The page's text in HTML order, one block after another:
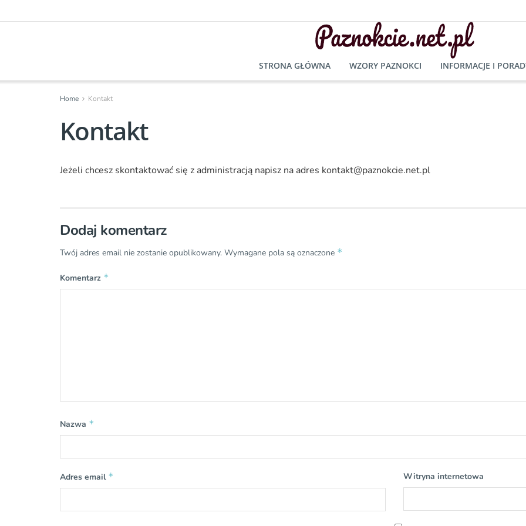
STRONA GŁÓWNA WZORY PAZNOKCI INFORMACJE I
Home Kontakt
Kontakt
Jeżeli chcesz skontaktować się z administracją napisz na adres kontakt@paznokcie.net.pl
Dodaj komentarz
Twój adres email nie zostanie opublikowany. Wymagane pola są oznaczone *
Komentarz *
Nazwa *
Adres email * Witryna internetowa